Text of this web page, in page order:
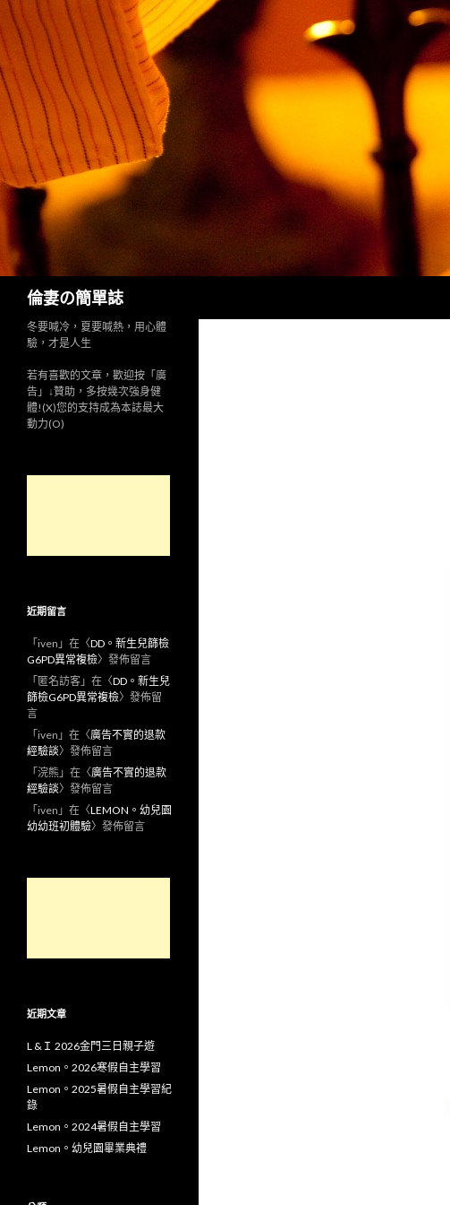
倫妻の簡單誌
Search
冬要喊冷，夏要喊熱，用心體
驗，才是人生
若有喜歡的文章，歡迎按「廣
告」↓贊助，多按幾次強身健
體!(X)您的支持成為本誌最大
動力(O)
近期留言
「 iven 」在〈DD。新生兒篩檢
G6PD異常複檢〉發佈留言
「 匿名訪客 」在〈DD。新生兒
篩檢G6PD異常複檢〉發佈留
言
「 iven 」在〈廣告不實的退款
經驗談〉發佈留言
「 浣熊 」在〈廣告不實的退款
經驗談〉發佈留言
「 iven 」在〈LEMON。幼兒園
幼幼班初體驗〉發佈留言
近期文章
L &Ｉ 2026金門三日親子遊
Lemon。2026寒假自主學習
Lemon。2025暑假自主學習紀
錄
Lemon。2024暑假自主學習
Lemon。幼兒園畢業典禮